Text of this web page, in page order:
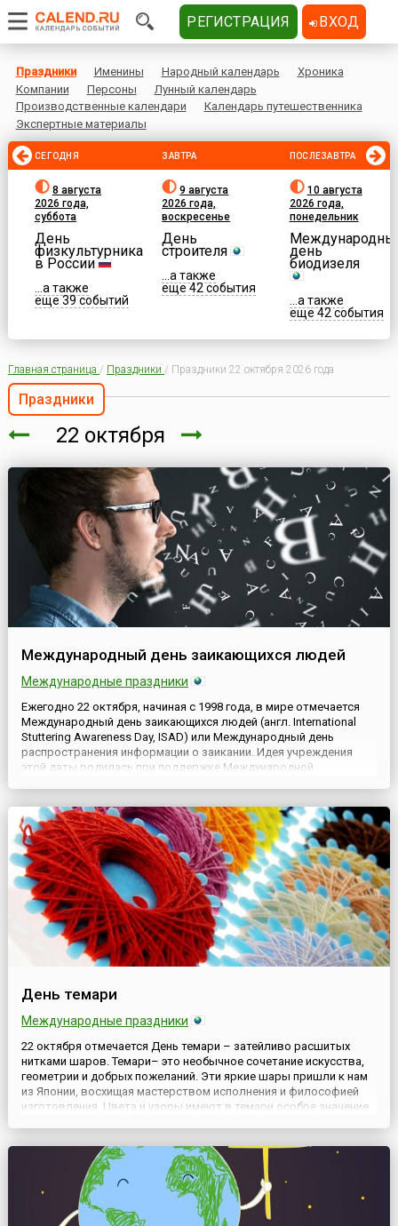
Праздники Именины Народный календарь
Хроника
Компании
Персоны
Лунный календарь
Производственные календари
Календарь путешественника
Экспертные материалы
СЕГОДНЯ
8 августа
2026 года,
суббота
День
физкультурника
в России
...а также
еще 39 событий
ЗАВТРА
9 августа
2026 года,
воскресенье
День
строителя
...а также
еще 42 события
ПОСЛЕЗАВТРА
10 августа
2026 года,
понедельник
день
биодизеля
...а также
еще 42 события
Главная страница / Праздники / Праздники 22 октября 2026 года
Праздники
22 октября
Международный день заикающихся людей
Международные праздники
Ежегодно 22 октября, начиная с 1998 года, в мире отмечается
Международный день заикающихся людей (англ. International
Stuttering Awareness Day, ISAD) или Международный день
распространения информации о заикании. Идея учреждения
этой даты родилась при поддержке Международной
День темари
Международные праздники
22 октября отмечается День темари – затейливо расшитых
нитками шаров. Темари– это необычное сочетание искусства,
геометрии и добрых пожеланий. Эти яркие шары пришли к нам
из Японии, восхищая мастерством исполнения и философией
изготовления. Цвета и узоры имеют в темари особое значение,
РЕГИСТРАЦИЯ ВХОД